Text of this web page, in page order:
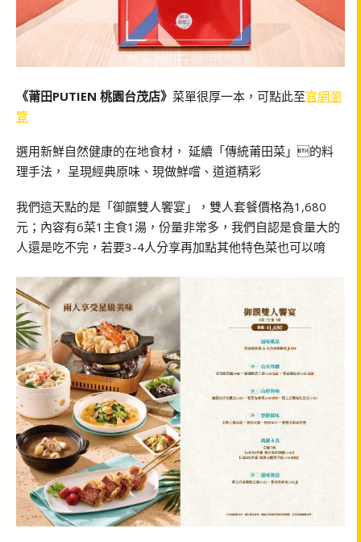
《莆田PUTIEN 桃園台茂店》 菜單很厚一本，可點此至官網瀏
覽
選用新鮮自然健康的在地食材， 延續「傳統莆田菜」的料
理手法， 呈現經典原味、現做鮮嚐、道道精彩
我們這天點的是「御饌雙人饗宴」，雙人套餐價格為1,680
元；內容有6菜1主食1湯，份量非常多，我們自認是食量大的
人還是吃不完，若要3-4人分享再加點其他特色菜也可以唷